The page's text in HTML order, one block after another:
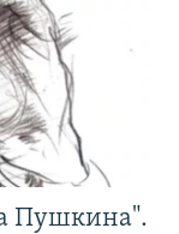
Пушкина".